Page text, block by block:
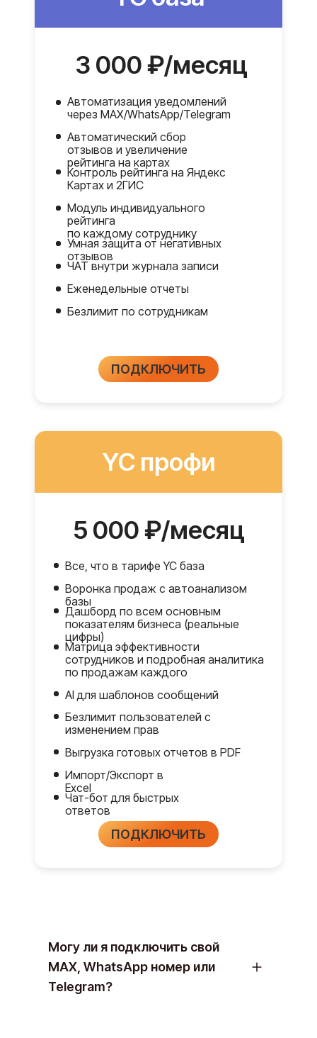
Автоматизация уведомлений
через MAX/WhatsApp/Telegram
Автоматический сбор
отзывов и увеличение
рейтинга на картах
Контроль рейтинга на Яндекс
Картах и 2ГИС
Модуль индивидуального
рейтинга
по каждому сотруднику
Умная защита от негативных
отзывов
ЧАТ внутри журнала записи
Еженедельные отчеты
Безлимит по сотрудникам
3 000 ₽/месяц
ПОДКЛЮЧИТЬ
Все, что в тарифе YC база
Воронка продаж с автоанализом
базы
Дашборд по всем основным
показателям бизнеса (реальные
цифры)
Матрица эффективности
сотрудников и подробная аналитика
по продажам каждого
AI для шаблонов сообщений
5 000 ₽/месяц
YC профи
ПОДКЛЮЧИТЬ
Безлимит пользователей с
изменением прав
Выгрузка готовых отчетов в PDF
Импорт/Экспорт в
Excel
Чат-бот для быстрых
ответов
Могу ли я подключить свой
MAX, WhatsApp номер или
Telegram?
Посмотрите 🔥
Наш телеграмм-канал. Там про
ОБНОВЛЕНИЯи разные ФИШКИ
Подписаться